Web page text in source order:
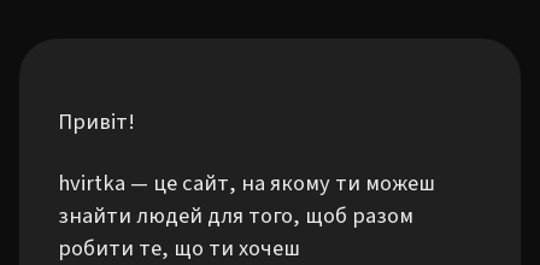
Привіт!
hvirtka — це сайт, на якому ти можеш
знайти людей для того, щоб разом
робити те, що ти хочеш